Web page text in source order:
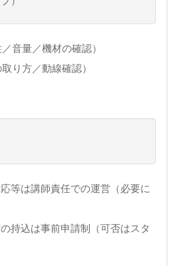
音量／機材の確認）
り方／動線確認）
等は講師責任での運営（必要に
持込は事前申請制（可否はスタ